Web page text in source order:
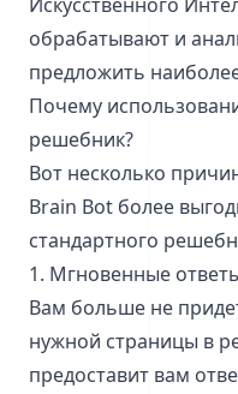
обрабатывают и
предложить
Почему
решебник?
Вот несколько
Brain Bot более
стандартного
1. Мгновенные
Вам больше не
нужной страницы в
предоставит вам